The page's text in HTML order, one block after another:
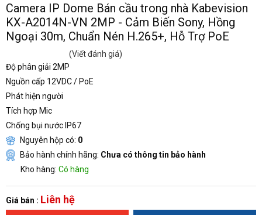
Camera IP Dome Bán cầu trong nhà Kabevision
KX-A2014N-VN 2MP - Cảm Biến Sony, Hồng
Ngoại 30m, Chuẩn Nén H.265+, Hỗ Trợ PoE
(Viết đánh giá)
Độ phân giải 2MP
Nguồn cấp 12VDC / PoE
Phát hiện người
Tích hợp Mic
Chống bụi nước IP67
Nguyên hộp có: 0
Bảo hành chính hãng: Chưa có thông tin bảo hành
Kho hàng: Có hàng
Giá bán : Liên hệ